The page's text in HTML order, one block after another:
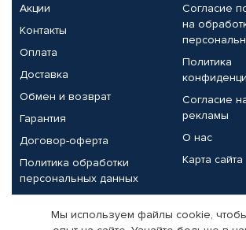
Акции
Контакты
Оплата
Доставка
Обмен и возврат
Гарантия
Договор-оферта
Политика обработки
персональных данных
Согласие
на
Политика
Согласие
рекламы
О нас
Карта сайта
Партнерам
Мы используем файлы cookie,